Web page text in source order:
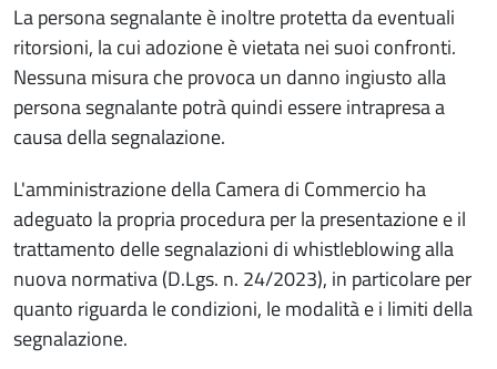
La persona segnalante è inoltre protetta da eventuali
ritorsioni, la cui adozione è vietata nei suoi confronti.
Nessuna misura che provoca un danno ingiusto alla
persona segnalante potrà quindi essere intrapresa a
causa della segnalazione.
L'amministrazione della Camera di Commercio ha
adeguato la propria procedura per la presentazione e il
trattamento delle segnalazioni di whistleblowing alla
nuova normativa (D.Lgs. n. 24/2023), in particolare per
quanto riguarda le condizioni, le modalità e i limiti della
segnalazione.